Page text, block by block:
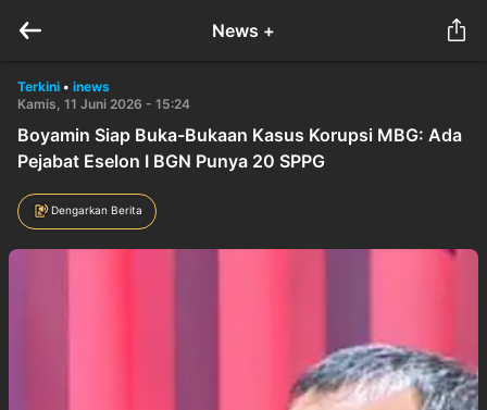
News +
Terkini • inews
Kamis, 11 Juni 2026 - 15:24
Boyamin Siap Buka-Bukaan Kasus Korupsi MBG: Ada
Pejabat Eselon I BGN Punya 20 SPPG
Dengarkan Berita